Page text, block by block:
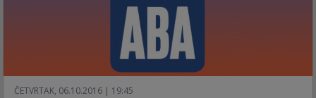
ČETVRTAK, 06.10.2016 | 19:45